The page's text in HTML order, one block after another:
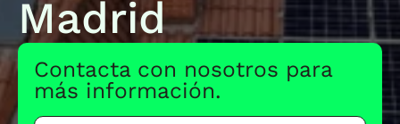
Madrid
Contacta con nosotros para
más información.